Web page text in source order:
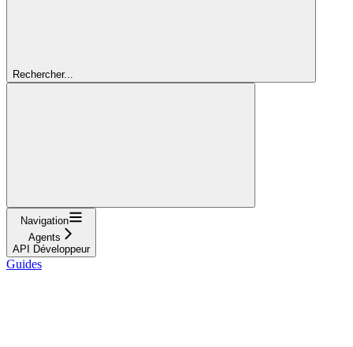
Rechercher...
Navigation
Agents
API Développeur
Guides